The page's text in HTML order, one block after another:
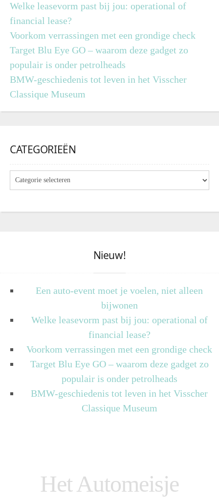
Welke leasevorm past bij jou: operational of
financial lease?
Voorkom verrassingen met een grondige check
Target Blu Eye GO – waarom deze gadget zo
populair is onder petrolheads
BMW-geschiedenis tot leven in het Visscher
Classique Museum
CATEGORIEËN
Nieuw!
Een auto-event moet je voelen, niet alleen
bijwonen
Welke leasevorm past bij jou: operational of
financial lease?
Voorkom verrassingen met een grondige check
Target Blu Eye GO – waarom deze gadget zo
populair is onder petrolheads
BMW-geschiedenis tot leven in het Visscher
Classique Museum
Het Automeisje